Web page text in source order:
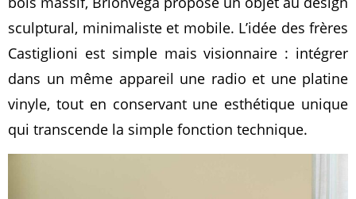
sculptural, minimaliste et mobile. L’idée des frères
Castiglioni est simple mais visionnaire : intégrer
dans un même appareil une radio et une platine
vinyle, tout en conservant une esthétique unique
qui transcende la simple fonction technique.